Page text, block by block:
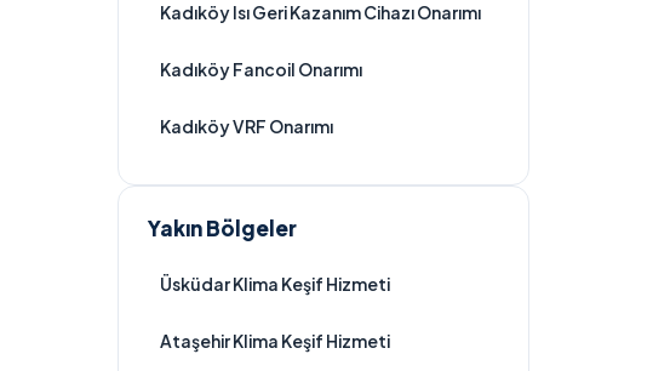
Kadıköy Isı Geri Kazanım Cihazı Onarımı
Kadıköy Fancoil Onarımı
Kadıköy VRF Onarımı
Yakın Bölgeler
Üsküdar Klima Keşif Hizmeti
Ataşehir Klima Keşif Hizmeti